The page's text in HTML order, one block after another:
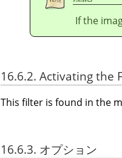
If the
16.6.2. Activating the
This filter is found in the
16.6.3. オプション